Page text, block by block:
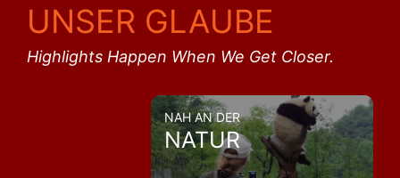
UNSER GLAUBE
Highlights Happen When We Get Closer.
NAH AN DER
NATUR